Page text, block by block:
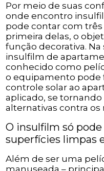
Por meio de suas
onde encontro
pode contar com três
primeira delas, o
função decorativa.
insulfilm de
conhecido como
o equipamento
controle solar ao
aplicado, se
alternativas contra os
O insulfilm só
superfícies limpas
Além de ser uma